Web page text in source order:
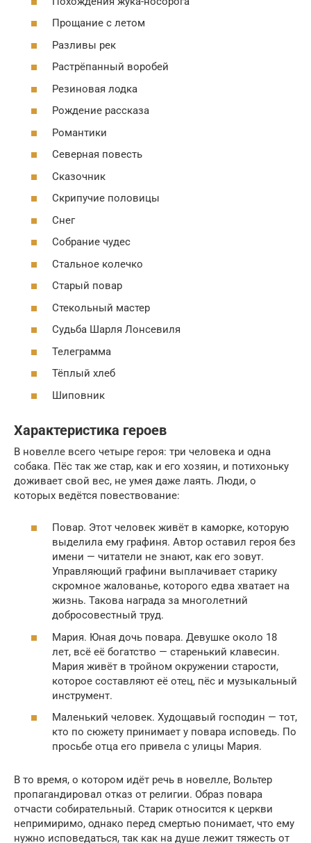
Прощание с летом
Разливы рек
Растрёпанный воробей
Резиновая лодка
Рождение рассказа
Романтики
Северная повесть
Сказочник
Скрипучие половицы
Снег
Собрание чудес
Стальное колечко
Старый повар
Стекольный мастер
Судьба Шарля Лонсевиля
Телеграмма
Тёплый хлеб
Шиповник
Характеристика героев
В новелле всего четыре героя: три человека и одна
собака. Пёс так же стар, как и его хозяин, и потихоньку
доживает свой вес, не умея даже лаять. Люди, о
которых ведётся повествование:
Повар. Этот человек живёт в каморке, которую
выделила ему графиня. Автор оставил героя без
имени — читатели не знают, как его зовут.
Управляющий графини выплачивает старику
скромное жалованье, которого едва хватает на
жизнь. Такова награда за многолетний
добросовестный труд.
Мария. Юная дочь повара. Девушке около 18
лет, всё её богатство — старенький клавесин.
Мария живёт в тройном окружении старости,
которое составляют её отец, пёс и музыкальный
инструмент.
Маленький человек. Худощавый господин — тот,
кто по сюжету принимает у повара исповедь. По
просьбе отца его привела с улицы Мария.
В то время, о котором идёт речь в новелле, Вольтер
пропагандировал отказ от религии. Образ повара
отчасти собирательный. Старик относится к церкви
непримиримо, однако перед смертью понимает, что ему
нужно исповедаться, так как на душе лежит тяжесть от